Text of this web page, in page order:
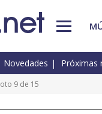
Novedades Próximas
9 de 15